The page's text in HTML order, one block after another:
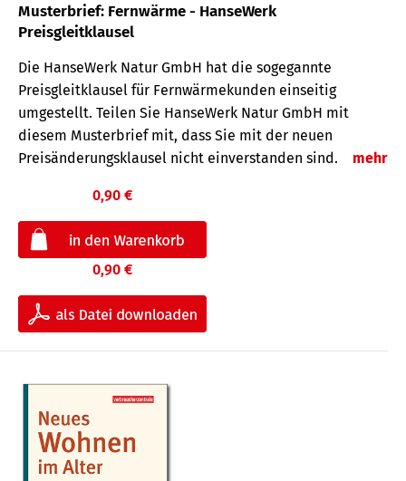
Musterbrief: Fernwärme - HanseWerk
Preisgleitklausel
Die HanseWerk Natur GmbH hat die sogegannte
Preisgleitklausel für Fernwärmekunden einseitig
umgestellt. Teilen Sie HanseWerk Natur GmbH mit
diesem Musterbrief mit, dass Sie mit der neuen
Preisänderungsklausel nicht einverstanden sind.
mehr
0,90 €
0,90 €